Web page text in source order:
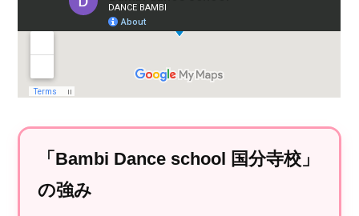
「Bambi Dance school 国分寺校」
の強み